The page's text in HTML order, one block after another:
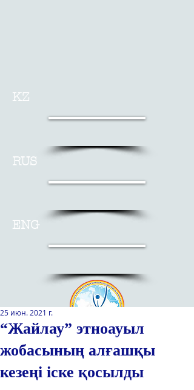
KZ
RUS
ENG
Қазақстан Республикасы Оқу-
ағарту министрлігінің
«Республикалық қосымша білім
“Жайлау” этноауыл
жобасының алғашқы
кезеңі іске қосылды
25 июн. 2021 г.